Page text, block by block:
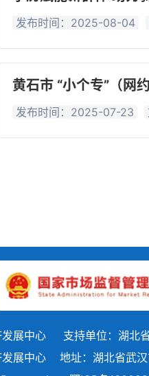
发布时间：2025-08-04
黄石市 “小个专”（网
发布时间：2025-07-23
展中心 支持单位：湖北
展中心
地址：湖北省武